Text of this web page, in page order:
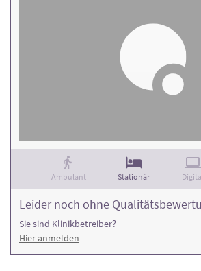
Ambulant Stationär
Leider noch ohne
Sie sind Klinikbetreiber?
Hier anmelden